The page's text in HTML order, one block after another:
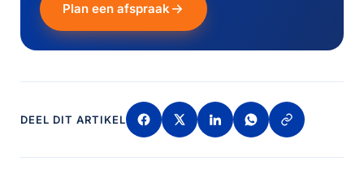
Plan een afspraak
DEEL DIT ARTIKEL